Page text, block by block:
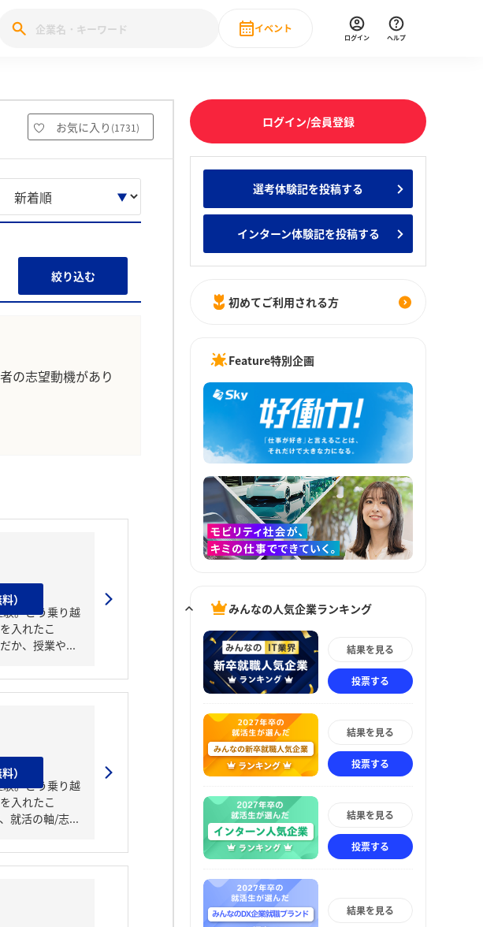
ペーン
ランキング みんなの新卒就職人気企業ランキング みんなのインターン人気企業ランキ
・DX企業特集 28卒 IT・DX現場社員インタビュー
イベント
直近のイベント一覧
ログイン ヘルプ
お気に入り (1731)
絞り込む
の志望動機があり
。どう乗り越
入れたこ
か、授業や...
）
。どう乗り越
入れたこ
就活の軸/志...
）
ログイン/会員登録
選考体験記を投稿する
インターン体験記を投稿する
初めてご利用される方
Feature特別企画
みんなの人気企業ランキング
結果を見る
投票する
結果を見る
投票する
結果を見る
投票する
結果を見る